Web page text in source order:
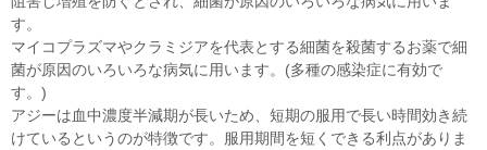
す。
マイコプラズマやクラミジアを代表とする細菌を殺菌するお薬で細
菌が原因のいろいろな病気に用います。(多種の感染症に有効で
す。)
アジーは血中濃度半減期が長いため、短期の服用で長い時間効き続
けているというのが特徴です。服用期間を短くできる利点がありま